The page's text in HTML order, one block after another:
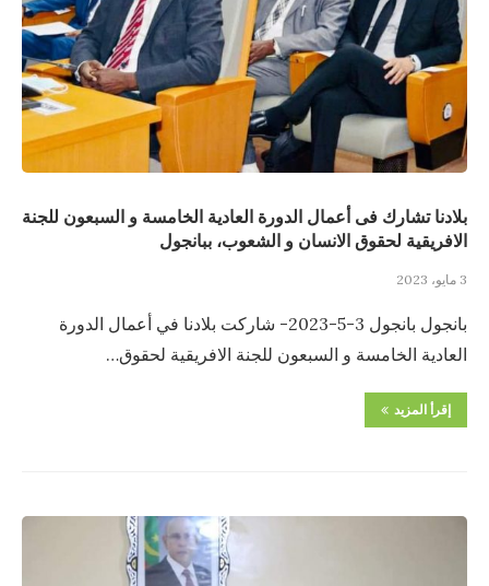
بلادنا تشارك فى أعمال الدورة العادية الخامسة و السبعون للجنة
الافريقية لحقوق الانسان و الشعوب، ببانجول
3 مايو، 2023
بانجول بانجول 3-5-2023- شاركت بلادنا في أعمال الدورة
العادية الخامسة و السبعون للجنة الافريقية لحقوق…
إقرأ المزيد